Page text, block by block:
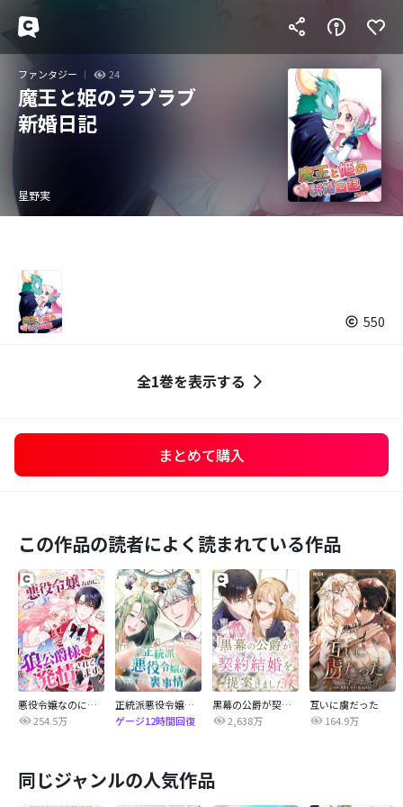
ファンタジー 24
魔王と姫のラブラブ
新婚日記
星野実
550
全1巻を表示する
まとめて購入
この作品の読者によく読まれている作品
悪役令嬢なのに、狼公爵様に発情されてます
254.5万
正統派悪役令嬢の裏事情
ゲージ12時間回復
黒幕の公爵が契約結婚を提案しました
2,638万
互いに虜だった
164.9万
同じジャンルの人気作品